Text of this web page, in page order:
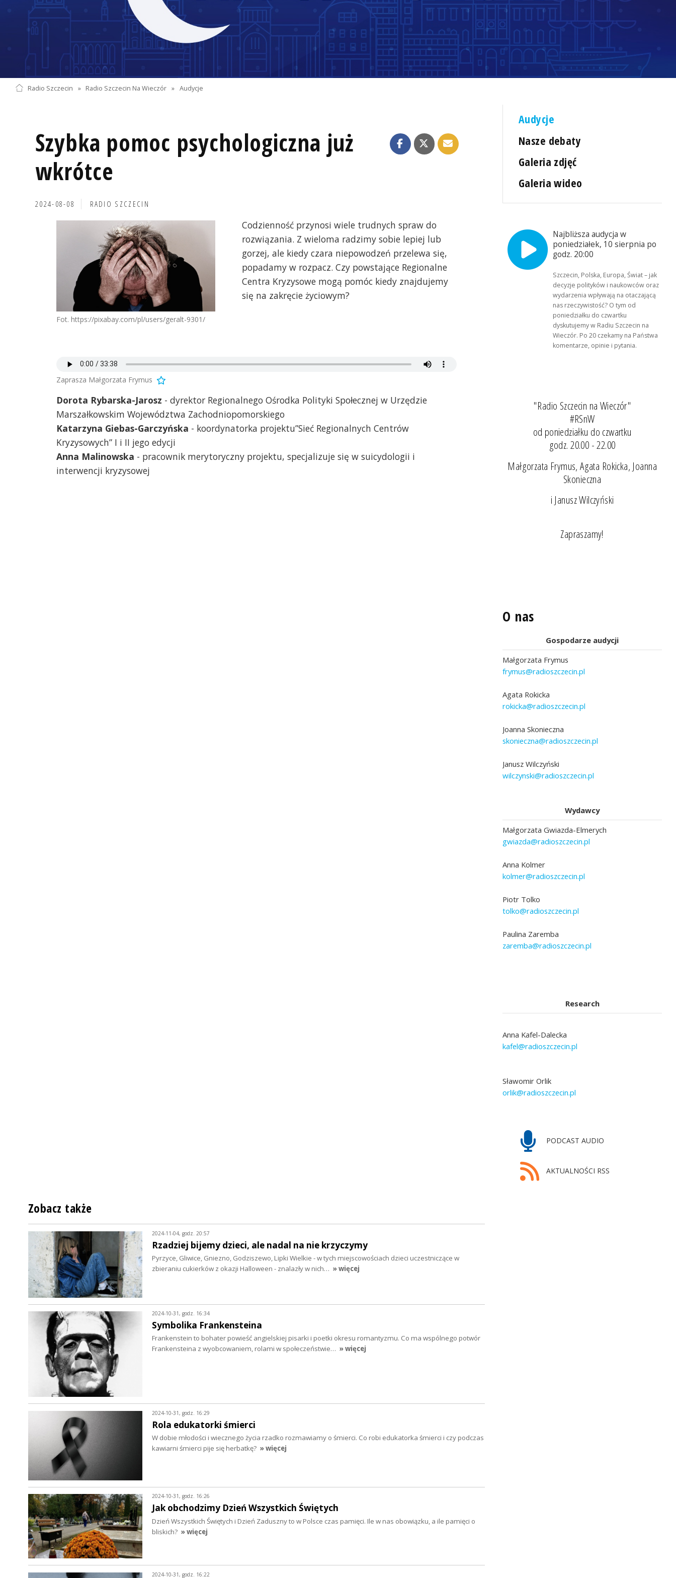
Radio Szczecin » Radio Szczecin Na Wieczór » Audycje
Szybka pomoc psychologiczna już
wkrótce
2024-08-08 RADIO SZCZECIN
Fot. https://pixabay.com/pl/users/geralt-9301/
Codzienność przynosi wiele trudnych spraw do
rozwiązania. Z wieloma radzimy sobie lepiej lub
gorzej, ale kiedy czara niepowodzeń przelewa się,
popadamy w rozpacz. Czy powstające Regionalne
Centra Kryzysowe mogą pomóc kiedy znajdujemy
się na zakręcie życiowym?
Zaprasza Małgorzata Frymus
Dorota Rybarska-Jarosz - dyrektor Regionalnego Ośrodka Polityki Społecznej w Urzędzie
Marszałkowskim Województwa Zachodniopomorskiego
Katarzyna Giebas-Garczyńska - koordynatorka projektu”Sieć Regionalnych Centrów
Kryzysowych” I i II jego edycji
Anna Malinowska - pracownik merytoryczny projektu, specjalizuje się w suicydologii i
interwencji kryzysowej
Audycje
Nasze debaty
Galeria zdjęć
Galeria wideo
Najbliższa audycja w
poniedziałek, 10 sierpnia po
godz. 20:00
Szczecin, Polska, Europa, Świat – jak
decyzje polityków i naukowców oraz
wydarzenia wpływają na otaczającą
nas rzeczywistość? O tym od
poniedziałku do czwartku
dyskutujemy w Radiu Szczecin na
Wieczór. Po 20 czekamy na Państwa
komentarze, opinie i pytania.
"Radio Szczecin na Wieczór"
#RSnW
od poniedziałku do czwartku
godz. 20.00 - 22.00
Małgorzata Frymus, Agata Rokicka, Joanna
Skonieczna
i Janusz Wilczyński
Zapraszamy!
O nas
Gospodarze audycji
Małgorzata Frymus
frymus@radioszczecin.pl
Agata Rokicka
rokicka@radioszczecin.pl
Joanna Skonieczna
skonieczna@radioszczecin.pl
Janusz Wilczyński
wilczynski@radioszczecin.pl
Wydawcy
Małgorzata Gwiazda-Elmerych
gwiazda@radioszczecin.pl
Anna Kolmer
kolmer@radioszczecin.pl
Piotr Tolko
tolko@radioszczecin.pl
Paulina Zaremba
zaremba@radioszczecin.pl
Research
Anna Kafel-Dalecka
kafel@radioszczecin.pl
Sławomir Orlik
orlik@radioszczecin.pl
PODCAST AUDIO
AKTUALNOŚCI RSS
Zobacz także
2024-11-04, godz. 20:57
Rzadziej bijemy dzieci, ale nadal na nie krzyczymy
Pyrzyce, Gliwice, Gniezno, Godziszewo, Lipki Wielkie - w tych miejscowościach dzieci uczestniczące w
zbieraniu cukierków z okazji Halloween - znalazły w nich… » więcej
2024-10-31, godz. 16:34
Symbolika Frankensteina
Frankenstein to bohater powieść angielskiej pisarki i poetki okresu romantyzmu. Co ma wspólnego potwór
Frankensteina z wyobcowaniem, rolami w społeczeństwie… » więcej
2024-10-31, godz. 16:29
Rola edukatorki śmierci
W dobie młodości i wiecznego życia rzadko rozmawiamy o śmierci. Co robi edukatorka śmierci i czy podczas
kawiarni śmierci pije się herbatkę? » więcej
2024-10-31, godz. 16:26
Jak obchodzimy Dzień Wszystkich Świętych
Dzień Wszystkich Świętych i Dzień Zaduszny to w Polsce czas pamięci. Ile w nas obowiązku, a ile pamięci o
bliskich? » więcej
2024-10-31, godz. 16:22